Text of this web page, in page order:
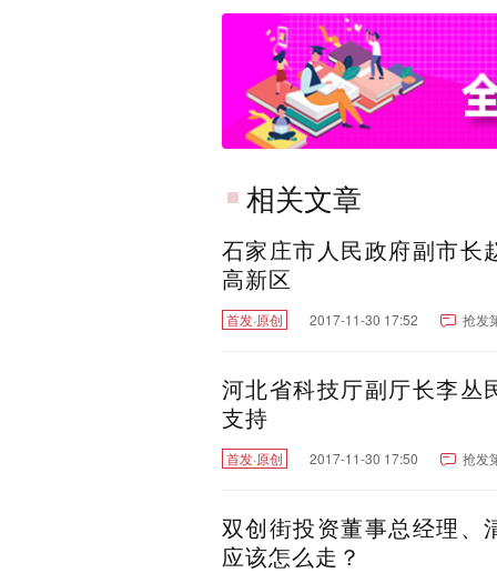
相关文章
石家庄市人民政府副市长
高新区
首发·原创 2017-11-30 17:52 抢发
河北省科技厅副厅长李丛
支持
首发·原创 2017-11-30 17:50 抢发
双创街投资董事总经理、
应该怎么走？